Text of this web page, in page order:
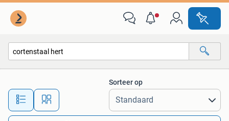
Alle afstanden…
Sorteer op